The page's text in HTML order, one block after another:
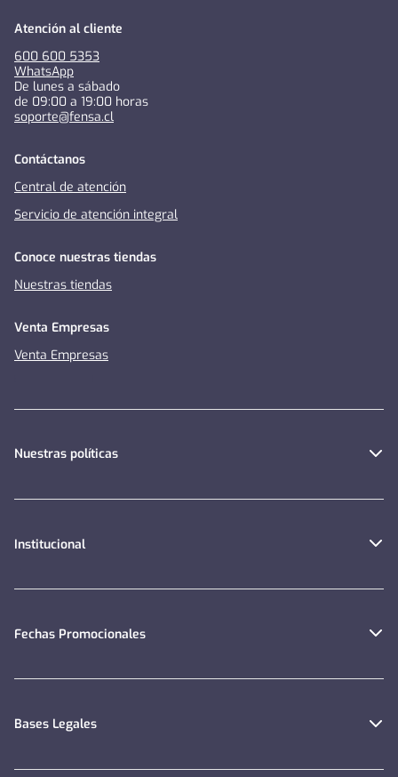
Atención al cliente
600 600 5353
WhatsApp
De lunes a sábado
de 09:00 a 19:00 horas
soporte@fensa.cl
Contáctanos
Central de atención
Servicio de atención integral
Conoce nuestras tiendas
Nuestras tiendas
Venta Empresas
Venta Empresas
Nuestras políticas
Institucional
Fechas Promocionales
Bases Legales